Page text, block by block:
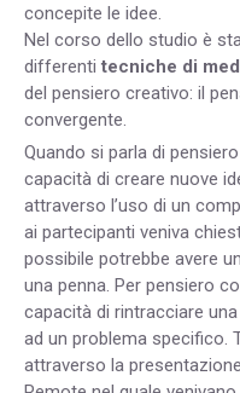
concepite le idee.
Nel corso dello studio è
differenti tecniche di
del pensiero creativo: il
convergente.
Quando si parla di
capacità di creare nuove
attraverso l’uso di un
ai partecipanti veniva
possibile potrebbe avere
una penna. Per pensiero
capacità di rintracciare
ad un problema specifico.
attraverso la